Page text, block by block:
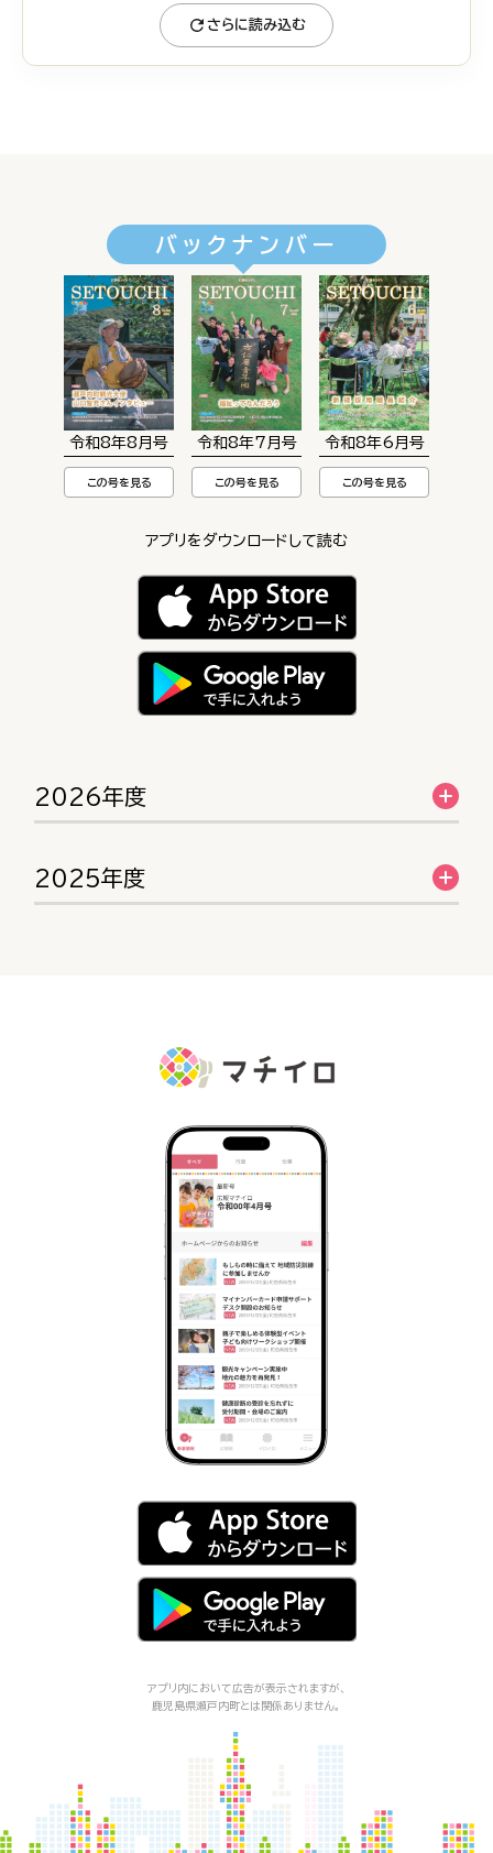
さらに読み込む
バックナンバー
令和8年8月号
この号を見る
令和8年7月号
この号を見る
令和8年6月号
この号を見る
アプリをダウンロードして読む
2026年度
2025年度
アプリ内において広告が表示されますが、
鹿児島県瀬戸内町とは関係ありません。